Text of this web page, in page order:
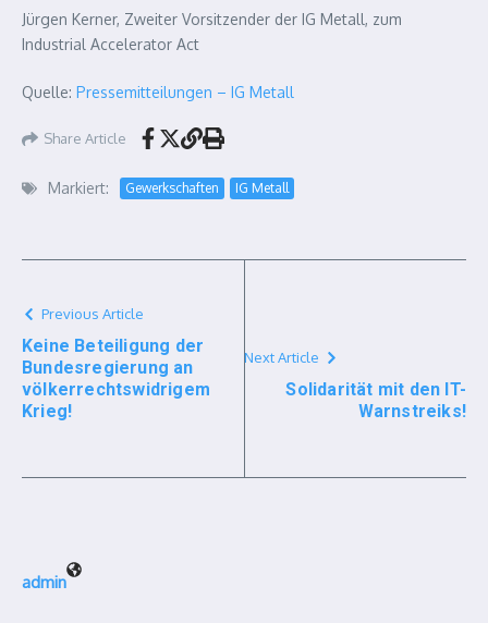
Jürgen Kerner, Zweiter Vorsitzender der IG Metall, zum
Industrial Accelerator Act
Quelle: Pressemitteilungen – IG Metall
Share Article
Markiert: Gewerkschaften IG Metall
Previous Article
Keine Beteiligung der
Bundesregierung an
völkerrechtswidrigem
Krieg!
Next Article
Solidarität mit den IT-
Warnstreiks!
admin